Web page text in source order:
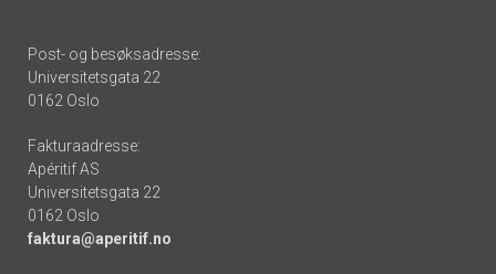
Post- og besøksadresse:
Universitetsgata 22
0162 Oslo
Fakturaadresse:
Apéritif AS
Universitetsgata 22
0162 Oslo
faktura@aperitif.no